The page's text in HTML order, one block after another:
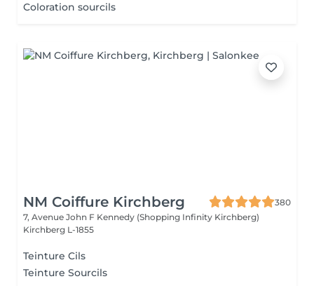
Coloration sourcils
NM Coiffure Kirchberg
380
7, Avenue John F Kennedy (Shopping Infinity Kirchberg)
Kirchberg L-1855
Teinture Cils
Teinture Sourcils